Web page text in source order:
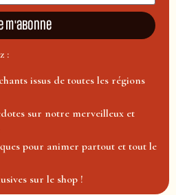
m'abonne
:
issus de toutes les régions
sur notre merveilleux et
pour animer partout et tout le
sur le shop !